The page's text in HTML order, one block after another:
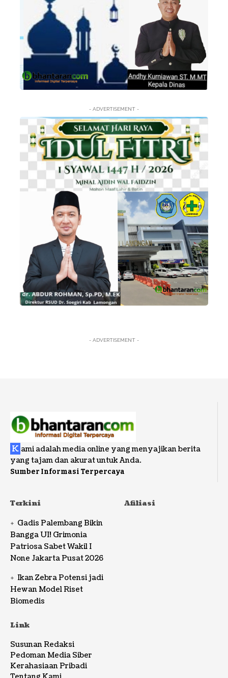
- ADVERTISEMENT -
- ADVERTISEMENT -
K ami adalah media online yang menyajikan berita
yang tajam dan akurat untuk Anda.
Sumber Informasi Terpercaya
Terkini
Gadis Palembang Bikin
Bangga UI! Grimonia
Patriosa Sabet Wakil I
None Jakarta Pusat 2026
Ikan Zebra Potensi jadi
Hewan Model Riset
Biomedis
Afiliasi
Link
Susunan Redaksi
Pedoman Media Siber
Kerahasiaan Pribadi